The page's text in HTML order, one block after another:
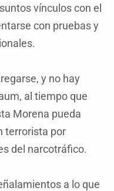
vínculos con el
con pruebas y
y no hay
al tiempo que
Morena pueda
terrorista por
del narcotráfico.
a lo que